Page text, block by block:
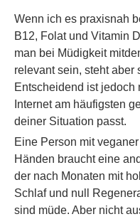
Wenn ich es praxisnah
B12, Folat und Vitamin
man bei Müdigkeit
relevant sein, steht aber
Entscheidend ist
Internet am häufigsten
deiner Situation passt.
Eine Person mit
Händen braucht eine
der nach Monaten mit
Schlaf und null
sind müde. Aber nicht